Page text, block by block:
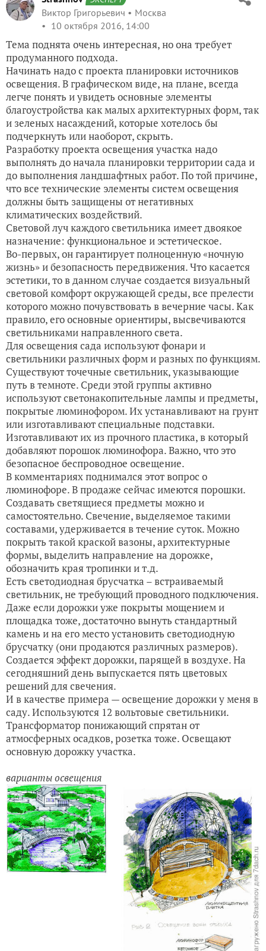
Виктор Григорьевич
Москва
10 октября 2016, 14:00
Тема поднята очень интересная, но она требует
продуманного подхода.
Начинать надо с проекта планировки источников
освещения. В графическом виде, на плане, всегда
легче понять и увидеть основные элементы
благоустройства как малых архитектурных форм, так
и зеленых насаждений, которые хотелось бы
подчеркнуть или наоборот, скрыть.
Разработку проекта освещения участка надо
выполнять до начала планировки территории сада и
до выполнения ландшафтных работ. По той причине,
что все технические элементы систем освещения
должны быть защищены от негативных
климатических воздействий.
Световой луч каждого светильника имеет двоякое
назначение: функциональное и эстетическое.
Во-первых, он гарантирует полноценную «ночную
жизнь» и безопасность передвижения. Что касается
эстетики, то в данном случае создается визуальный
световой комфорт окружающей среды, все прелести
которого можно почувствовать в вечерние часы. Как
правило, его основные ориентиры, высвечиваются
светильниками направленного света.
Для освещения сада используют фонари и
светильники различных форм и разных по функциям.
Существуют точечные светильник, указывающие
путь в темноте. Среди этой группы активно
используют светонакопительные лампы и предметы,
покрытые люминофором. Их устанавливают на грунт
или изготавливают специальные подставки.
Изготавливают их из прочного пластика, в который
добавляют порошок люминофора. Важно, что это
безопасное беспроводное освещение.
В комментариях поднимался этот вопрос о
люминофоре. В продаже сейчас имеются порошки.
Создавать светящиеся предметы можно и
самостоятельно. Свечение, выделяемое такими
составами, удерживается в течение суток. Можно
покрыть такой краской вазоны, архитектурные
формы, выделить направление на дорожке,
обозначить края тропинки и т.д.
Есть светодиодная брусчатка – встраиваемый
светильник, не требующий проводного подключения.
Даже если дорожки уже покрыты мощением и
площадка тоже, достаточно вынуть стандартный
камень и на его место установить светодиодную
брусчатку (они продаются различных размеров).
Создается эффект дорожки, парящей в воздухе. На
сегодняшний день выпускается пять цветовых
решений для свечения.
И в качестве примера — освещение дорожки у меня в
саду. Используются 12 вольтовые светильники.
Трансформатор понижающий спрятан от
атмосферных осадков, розетка тоже. Освещают
основную дорожку участка.
варианты освещения